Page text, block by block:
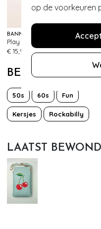
op de voorkeuren
BANNED RETRO
Play It Right Bow-riem in zwart
€ 15,95
BEKIJK MEER VAN
50s 60s Fun
Kersjes Rockabilly
LAATST